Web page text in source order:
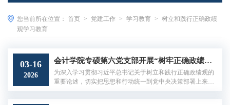
您当前所在位置： 首页 > 党建工作 > 学习教育 > 树立和践行正确政绩
观学习教育
03-16
2026
会计学院专硕第六党支部开展“树牢正确政绩观，实干担当促发展”主题党日活动
为深入学习贯彻习近平总书记关于树立和践行正确政绩观的
重要论述，切实把思想和行动统一到党中央决策部署上来，3